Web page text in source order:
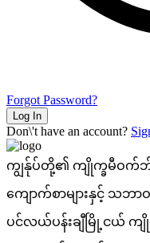
Forgot Password?
Log In
Don\'t have an account?
ကျွန်ုပ်တို့၏ ကျိုက္ခမီဝက်
ကျောက်စာများနှင့် သဘာ
ပင်လယ်ပန်းချီမြို့ငယ် ကျို